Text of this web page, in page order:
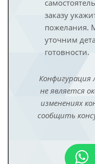
заказу
пожелания.
уточним
готовности.
не является
изменениях
сообщить